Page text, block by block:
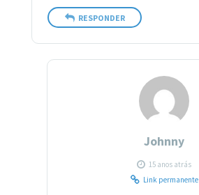
RESPONDER
Johnny
15 anos atrás
Link permanente